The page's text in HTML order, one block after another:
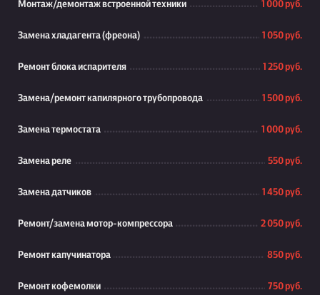
Монтаж/демонтаж встроенной техники 1 000 руб.
Замена хладагента (фреона) 1 050 руб.
Ремонт блока испарителя 1 250 руб.
Замена/ремонт капилярного трубопровода 1 500 руб.
Замена термостата 1 000 руб.
Замена реле 550 руб.
Замена датчиков 1 450 руб.
Ремонт/замена мотор-компрессора 2 050 руб.
Ремонт капучинатора 850 руб.
Ремонт кофемолки 750 руб.